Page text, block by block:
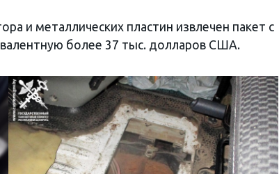
и металлических пластин извлечен пакет с
более 37 тыс. долларов США.